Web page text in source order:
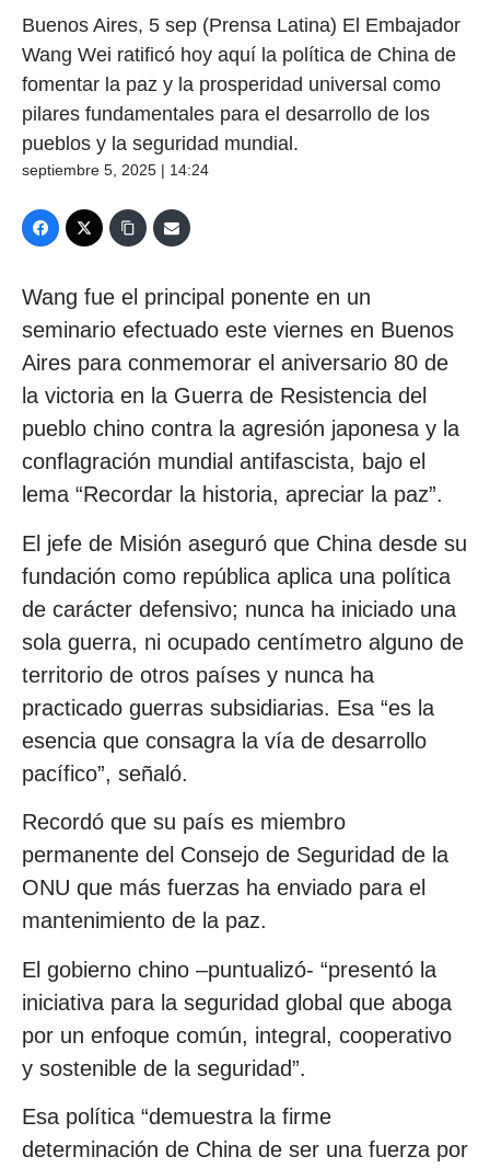
Buenos Aires, 5 sep (Prensa Latina) El Embajador
Wang Wei ratificó hoy aquí la política de China de
fomentar la paz y la prosperidad universal como
pilares fundamentales para el desarrollo de los
pueblos y la seguridad mundial.
septiembre 5, 2025 | 14:24
Wang fue el principal ponente en un
seminario efectuado este viernes en Buenos
Aires para conmemorar el aniversario 80 de
la victoria en la Guerra de Resistencia del
pueblo chino contra la agresión japonesa y la
conflagración mundial antifascista, bajo el
lema “Recordar la historia, apreciar la paz”.
El jefe de Misión aseguró que China desde su
fundación como república aplica una política
de carácter defensivo; nunca ha iniciado una
sola guerra, ni ocupado centímetro alguno de
territorio de otros países y nunca ha
practicado guerras subsidiarias. Esa “es la
esencia que consagra la vía de desarrollo
pacífico”, señaló.
Recordó que su país es miembro
permanente del Consejo de Seguridad de la
ONU que más fuerzas ha enviado para el
mantenimiento de la paz.
El gobierno chino –puntualizó- “presentó la
iniciativa para la seguridad global que aboga
por un enfoque común, integral, cooperativo
y sostenible de la seguridad”.
Esa política “demuestra la firme
determinación de China de ser una fuerza por